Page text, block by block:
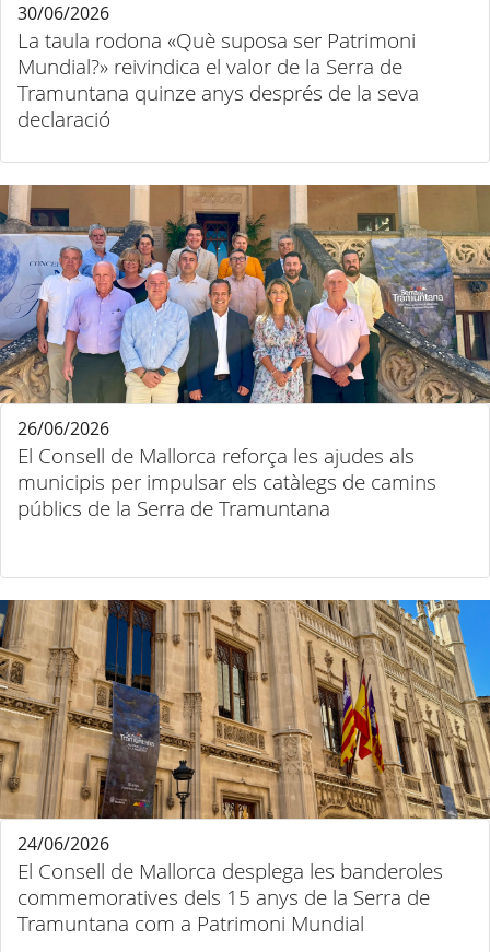
La taula rodona «Què suposa ser Patrimoni
Mundial?» reivindica el valor de la Serra de
Tramuntana quinze anys després de la seva
declaració
30/06/2026
El Consell de Mallorca reforça les ajudes als
municipis per impulsar els catàlegs de camins
públics de la Serra de Tramuntana
26/06/2026
El Consell de Mallorca desplega les banderoles
commemoratives dels 15 anys de la Serra de
Tramuntana com a Patrimoni Mundial
24/06/2026